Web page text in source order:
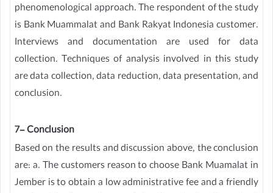
phenomenological approach. The respondent of the study
is Bank Muammalat and Bank Rakyat Indonesia customer.
Interviews and documentation are used for data
collection. Techniques of analysis involved in this study
are data collection, data reduction, data presentation, and
conclusion.
7- Conclusion
Based on the results and discussion above, the conclusion
are: a. The customers reason to choose Bank Muamalat in
Jember is to obtain a low administrative fee and a friendly